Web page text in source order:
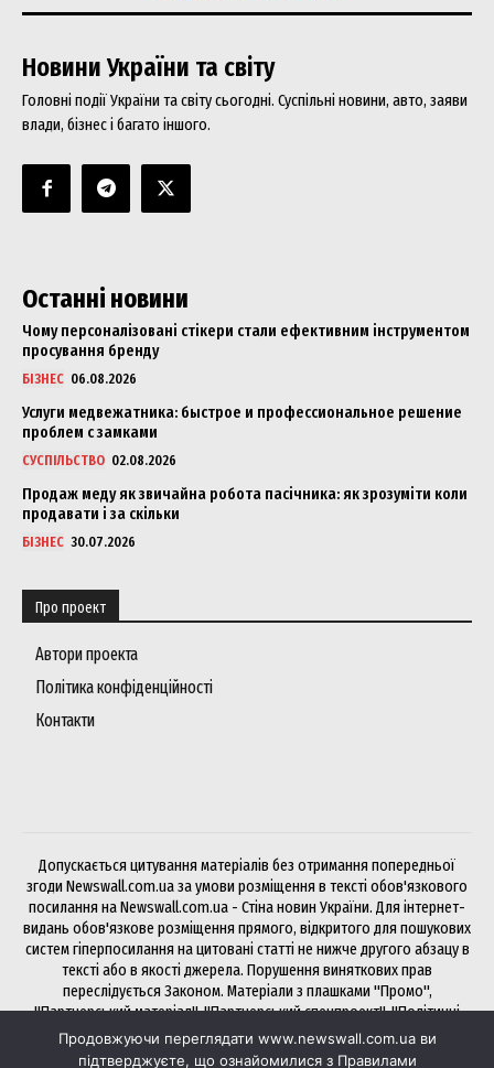
Новини України та світу
Головні події України та світу сьогодні. Суспільні новини, авто, заяви
влади, бізнес і багато іншого.
Останні новини
Чому персоналізовані стікери стали ефективним інструментом
просування бренду
БІЗНЕС 06.08.2026
Услуги медвежатника: быстрое и профессиональное решение
проблем с замками
СУСПІЛЬСТВО 02.08.2026
Продаж меду як звичайна робота пасічника: як зрозуміти коли
продавати і за скільки
БІЗНЕС 30.07.2026
Про проект
Автори проекта
Політика конфіденційності
Контакти
Допускається цитування матеріалів без отримання попередньої
згоди Newswall.com.ua за умови розміщення в тексті обов'язкового
посилання на Newswall.com.ua - Стіна новин України. Для інтернет-
видань обов'язкове розміщення прямого, відкритого для пошукових
систем гіперпосилання на цитовані статті не нижче другого абзацу в
тексті або в якості джерела. Порушення виняткових прав
переслідується Законом. Матеріали з плашками "Промо",
"Партнерський матеріал", "Партнерський спецпроект", "Політичні
новини", "Прес-реліз", "PR", "Офіційно" публікуються на правах
реклами.
Продовжуючи переглядати www.newswall.com.ua ви
підтверджуєте, що ознайомилися з Правилами